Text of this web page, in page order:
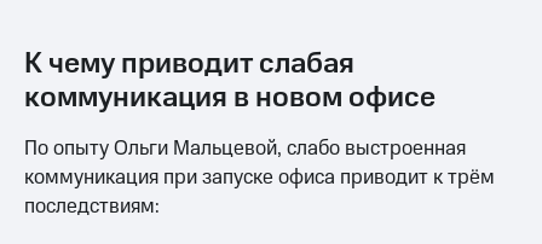
К чему приводит слабая
коммуникация в новом офисе
По опыту Ольги Мальцевой, слабо выстроенная
коммуникация при запуске офиса приводит к трём
последствиям: